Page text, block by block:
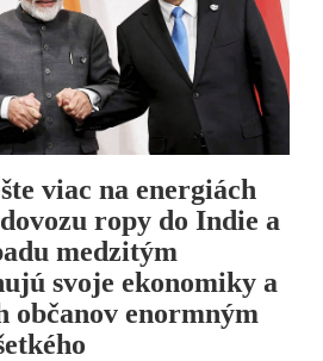
viac na energiách
ropy do Indie a
medzitým
svoje ekonomiky a
občanov enormným